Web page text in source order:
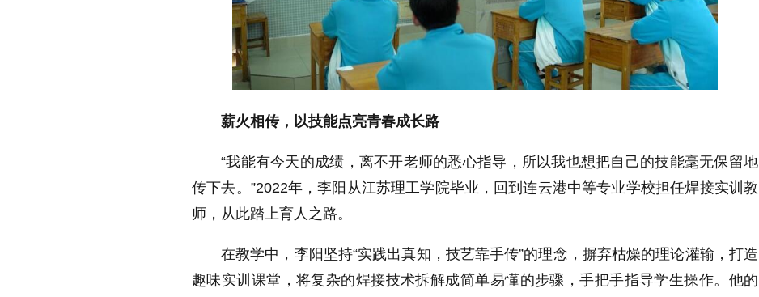
薪火相传，以技能点亮青春成长路
“我能有今天的成绩，离不开老师的悉心指导，所以我也想把自己的技能毫无保留地
传下去。”2022年，李阳从江苏理工学院毕业，回到连云港中等专业学校担任焊接实训教
师，从此踏上育人之路。
在教学中，李阳坚持“实践出真知，技艺靠手传”的理念，摒弃枯燥的理论灌输，打造
趣味实训课堂，将复杂的焊接技术拆解成简单易懂的步骤，手把手指导学生操作。他的